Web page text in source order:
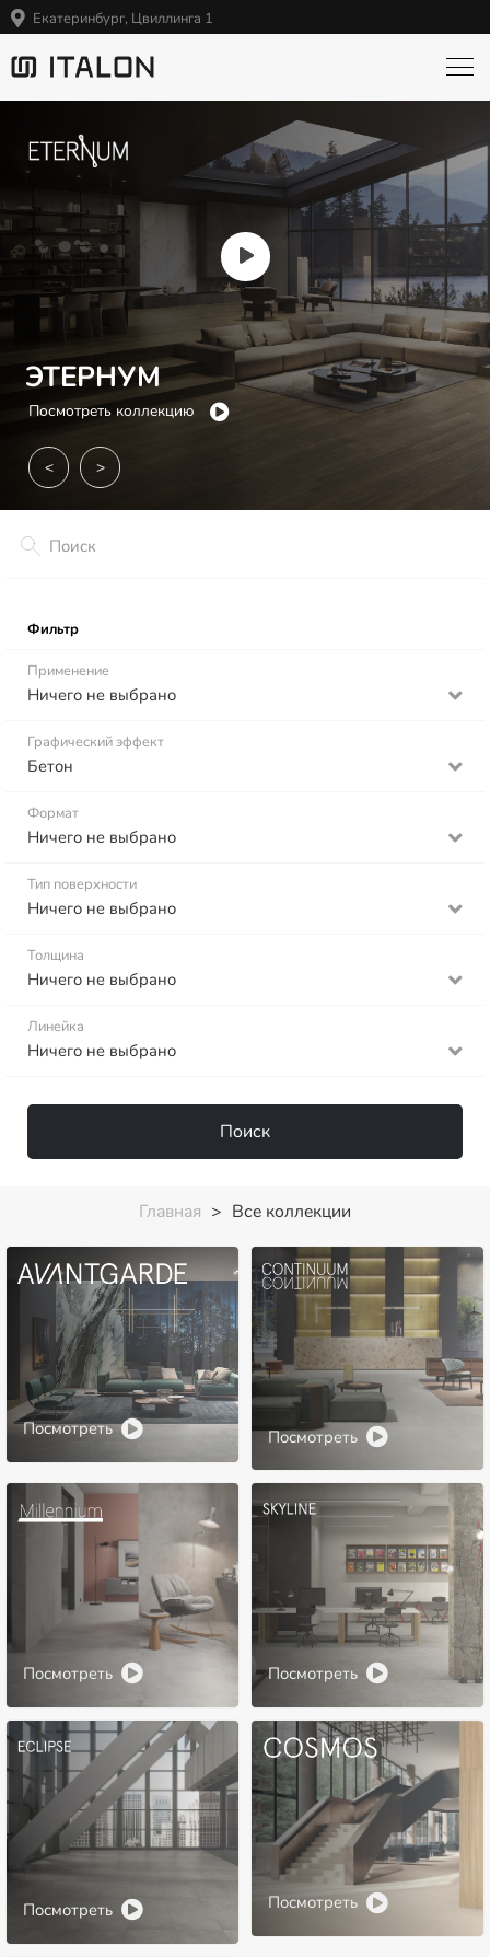
Екатеринбург, Цвиллинга 1
ЭТЕРНУМ
Посмотреть коллекцию
< >
Фильтр
Применение
Ничего не выбрано
Графический эффект
Бетон
Формат
Ничего не выбрано
Тип поверхности
Ничего не выбрано
Толщина
Ничего не выбрано
Линейка
Ничего не выбрано
Поиск
Главная > Все коллекции
Посмотреть Посмотреть
Посмотреть Посмотреть
Посмотреть Посмотреть